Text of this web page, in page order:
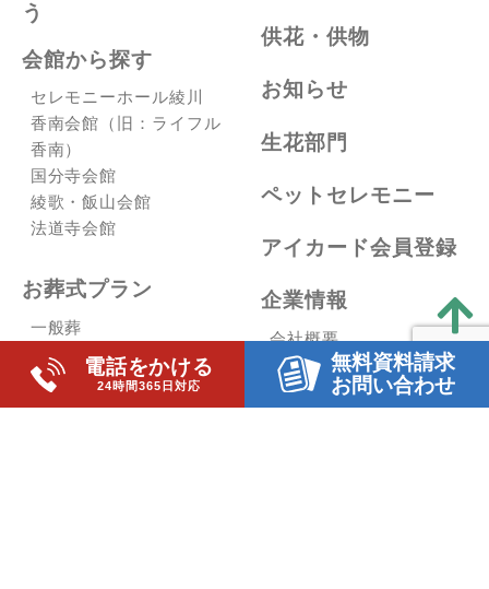
電話をかける
24時間365日対応
無料資料請求
お問い合わせ
う
会館から探す
セレモニーホール綾川
香南会館（旧：ライフル
香南）
国分寺会館
綾歌・飯山会館
法道寺会館
お葬式プラン
一般葬
家族葬
生活保護葬（福祉葬）
供花・供物
お知らせ
生花部門
ペットセレモニー
アイカード会員登録
企業情報
会社概要
スタッフ紹介